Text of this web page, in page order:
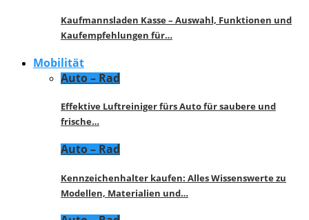
Kaufmannsladen Kasse – Auswahl, Funktionen und
Kaufempfehlungen für…
Mobilität
Auto – Rad
Effektive Luftreiniger fürs Auto für saubere und
frische…
Auto – Rad
Kennzeichenhalter kaufen: Alles Wissenswerte zu
Modellen, Materialien und…